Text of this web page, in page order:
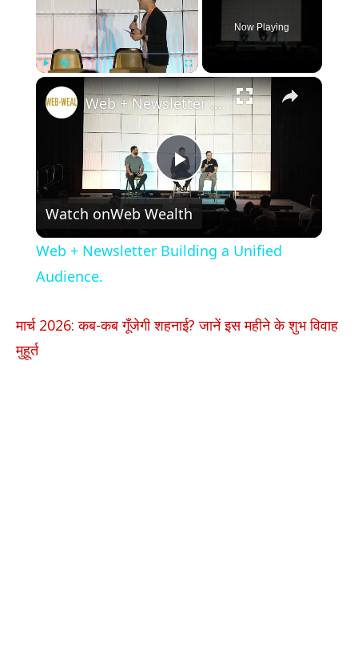
Unmute Fullscreen
Now Playing
×
Play
Video
Web + Newsletter Building a Unified Audience.
Watch onWeb Wealth
Web + Newsletter Building a Unified
Audience.
मार्च 2026: कब-कब गूँजेगी शहनाई? जानें इस महीने के शुभ विवाह
मुहूर्त